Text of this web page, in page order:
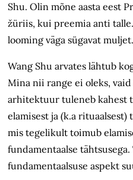
Shu. Olin mõne aasta eest
žüriis, kui preemia anti
looming väga sügavat muljet.
Wang Shu arvates lähtub
Mina nii range ei oleks,
arhitektuur tuleneb kahest
elamisest ja (k.a
mis tegelikult toimub
fundamentaalse
fundamentaalsuse aspekt